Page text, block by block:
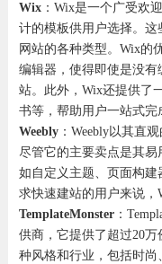
Wix：Wix是一个广受欢
计的模板供用户选择。
网站的各种类型。Wix的
编辑器，使得即使是没有
站。此外，Wix还提供了
书等，帮助用户一站式完
Weebly：Weebly以其直
尽管它的主要卖点是其易
如自定义主题、页面构
求快速建站的用户来说，
TemplateMonster：
供商，它提供了超过20
种风格和行业，包括时尚